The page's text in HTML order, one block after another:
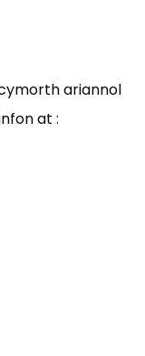
ariannol
at :